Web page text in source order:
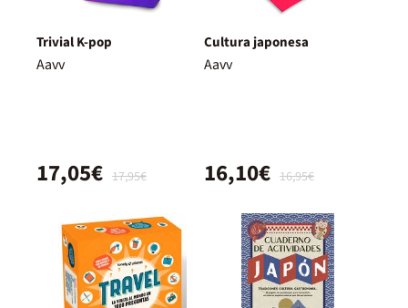
Trivial K-pop
Aavv
17,95€
17,05€
Cultura japonesa
Aavv
16,95€
16,10€